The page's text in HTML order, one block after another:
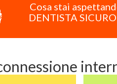
Cosa stai
DENTISTA